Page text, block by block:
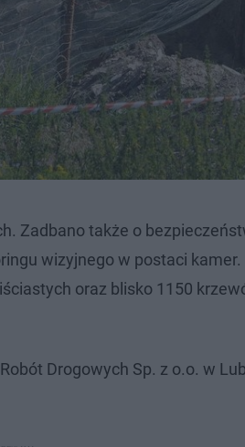
Zadbano także o
wizyjnego w postaci
oraz blisko 1150
Drogowych Sp. z o.o. w